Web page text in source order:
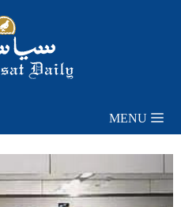
MENU